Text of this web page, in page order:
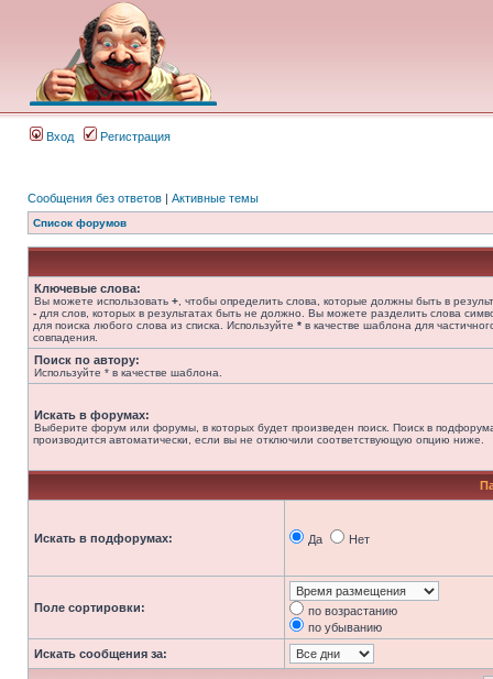
Вход Регистрация
Сообщения без ответов | Активные темы
Список форумов
Ключевые слова:
Вы можете использовать + , чтобы определить слова, которые должны быть в
- для слов, которых в результатах быть не должно. Вы можете разделить слова
для поиска любого слова из списка. Используйте * в качестве шаблона для
совпадения.
Поиск по автору:
Используйте * в качестве шаблона.
Искать в форумах:
Выберите форум или форумы, в которых будет произведен поиск. Поиск в
производится автоматически, если вы не отключили соответствующую опцию ниже.
Искать в подфорумах: Да Нет
Поле сортировки:
по возрастанию
по убыванию
Искать сообщения за: